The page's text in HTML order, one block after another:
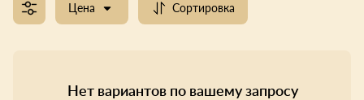
Цена Сортировка
Нет вариантов по вашему запросу